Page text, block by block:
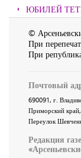
ЮБИЛЕЙ
©
При
При
Почтовый
690091, г.
Приморский край,
Переулок
Редакция
«